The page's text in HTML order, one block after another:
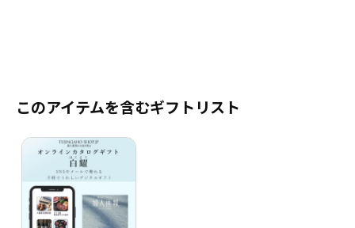
このアイテムを含むギフトリスト